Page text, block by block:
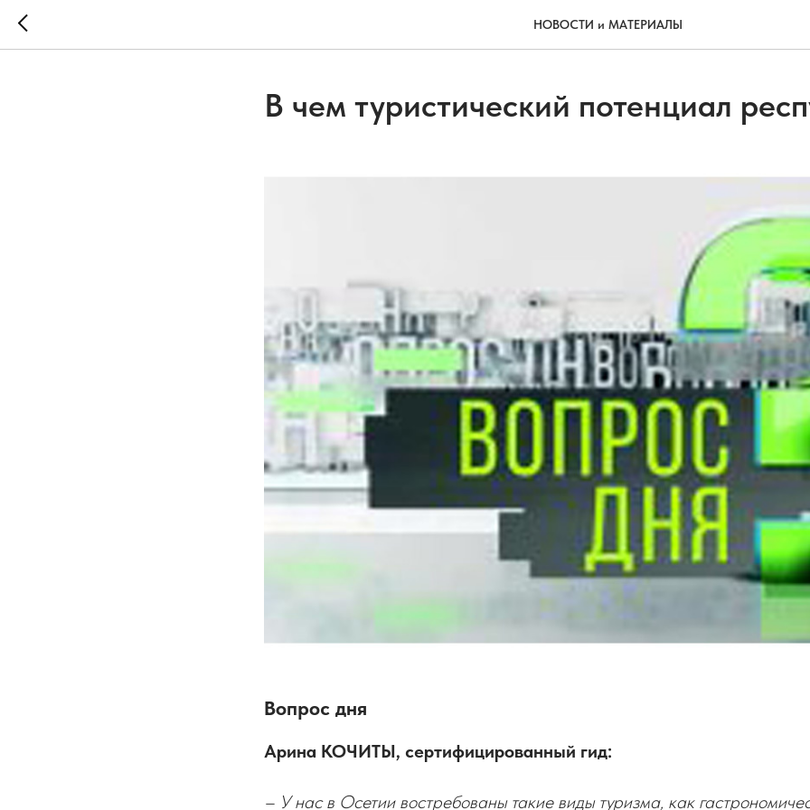
НОВОСТИ и МАТЕРИАЛЫ
В чем туристический потенциал
Вопрос дня
Арина КОЧИТЫ, сертифицированный гид:
– У нас в Осетии востребованы такие виды туризма, как